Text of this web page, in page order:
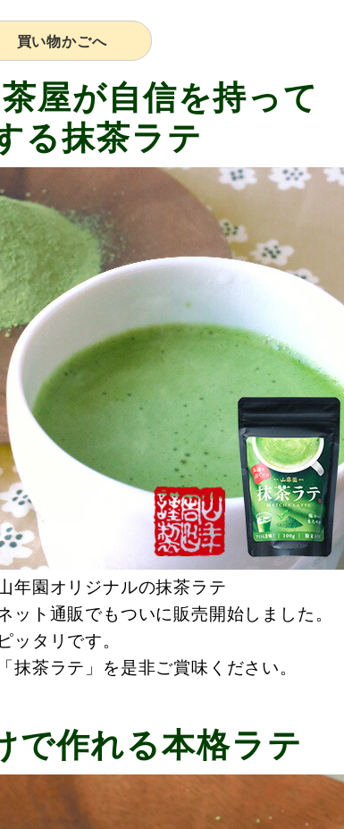
買い物かごへ
屋が自信を持って
る抹茶ラテ
年園オリジナルの抹茶ラテ
ット通販でもついに販売開始しました。
ッタリです。
抹茶ラテ」を是非ご賞味ください。
で作れる本格ラテ